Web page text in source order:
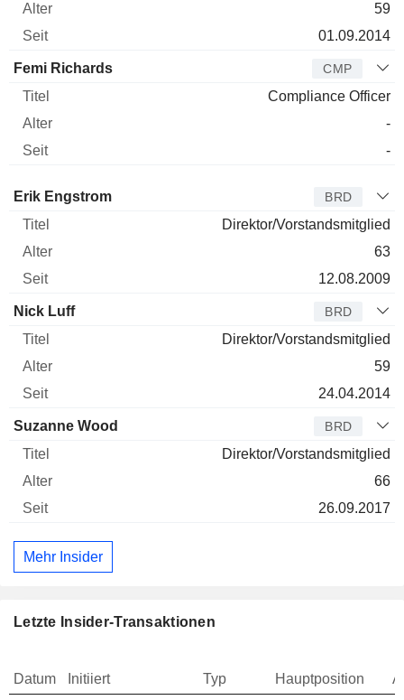
59
01.09.2014
Femi Richards CMP
Compliance Officer
-
-
Verwaltungsratsmitglied
Erik Engstrom BRD
Direktor/Vorstandsmitglied
63
12.08.2009
Nick Luff BRD
Direktor/Vorstandsmitglied
59
24.04.2014
Suzanne Wood BRD
Direktor/Vorstandsmitglied
66
26.09.2017
Mehr Insider
Letzte Insider-Transaktionen
Datum Initiiert Typ Hauptposition